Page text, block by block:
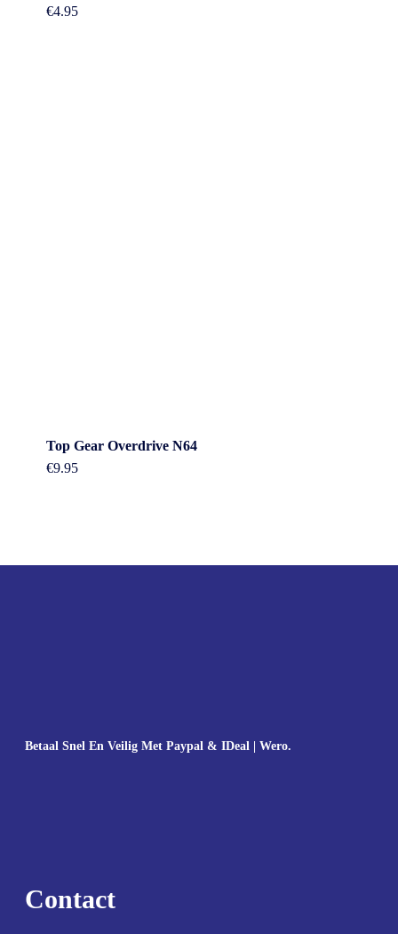
€4.95
Top Gear Overdrive N64
€9.95
Betaal Snel En Veilig Met Paypal & IDeal | Wero.
Contact